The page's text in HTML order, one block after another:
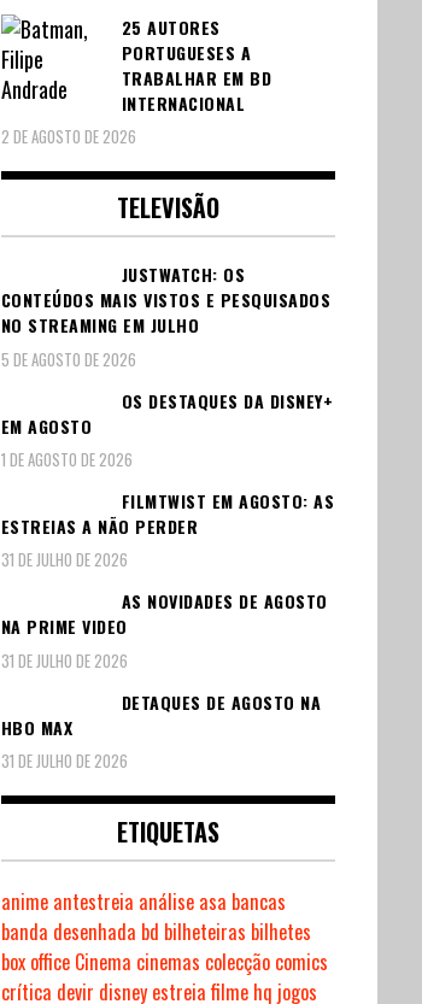
25 AUTORES
PORTUGUESES A
TRABALHAR EM BD
INTERNACIONAL
2 DE AGOSTO DE 2026
TELEVISÃO
JUSTWATCH: OS
CONTEÚDOS MAIS VISTOS E PESQUISADOS
NO STREAMING EM JULHO
5 DE AGOSTO DE 2026
OS DESTAQUES DA DISNEY+
EM AGOSTO
1 DE AGOSTO DE 2026
FILMTWIST EM AGOSTO: AS
ESTREIAS A NÃO PERDER
31 DE JULHO DE 2026
AS NOVIDADES DE AGOSTO
NA PRIME VIDEO
31 DE JULHO DE 2026
DETAQUES DE AGOSTO NA
HBO MAX
31 DE JULHO DE 2026
ETIQUETAS
anime antestreia análise asa bancas
banda desenhada bd bilheteiras bilhetes
box office Cinema cinemas colecção comics
crítica devir disney estreiafilme hq jogos